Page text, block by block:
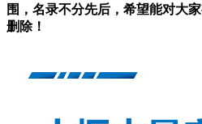
围，名录不分先后，希望能对大
删除！